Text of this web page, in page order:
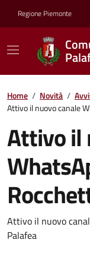
Regione Piemonte
Home / Novità /
Attivo il nuovo canale
Attivo il
Attivo il nuovo
Palafea